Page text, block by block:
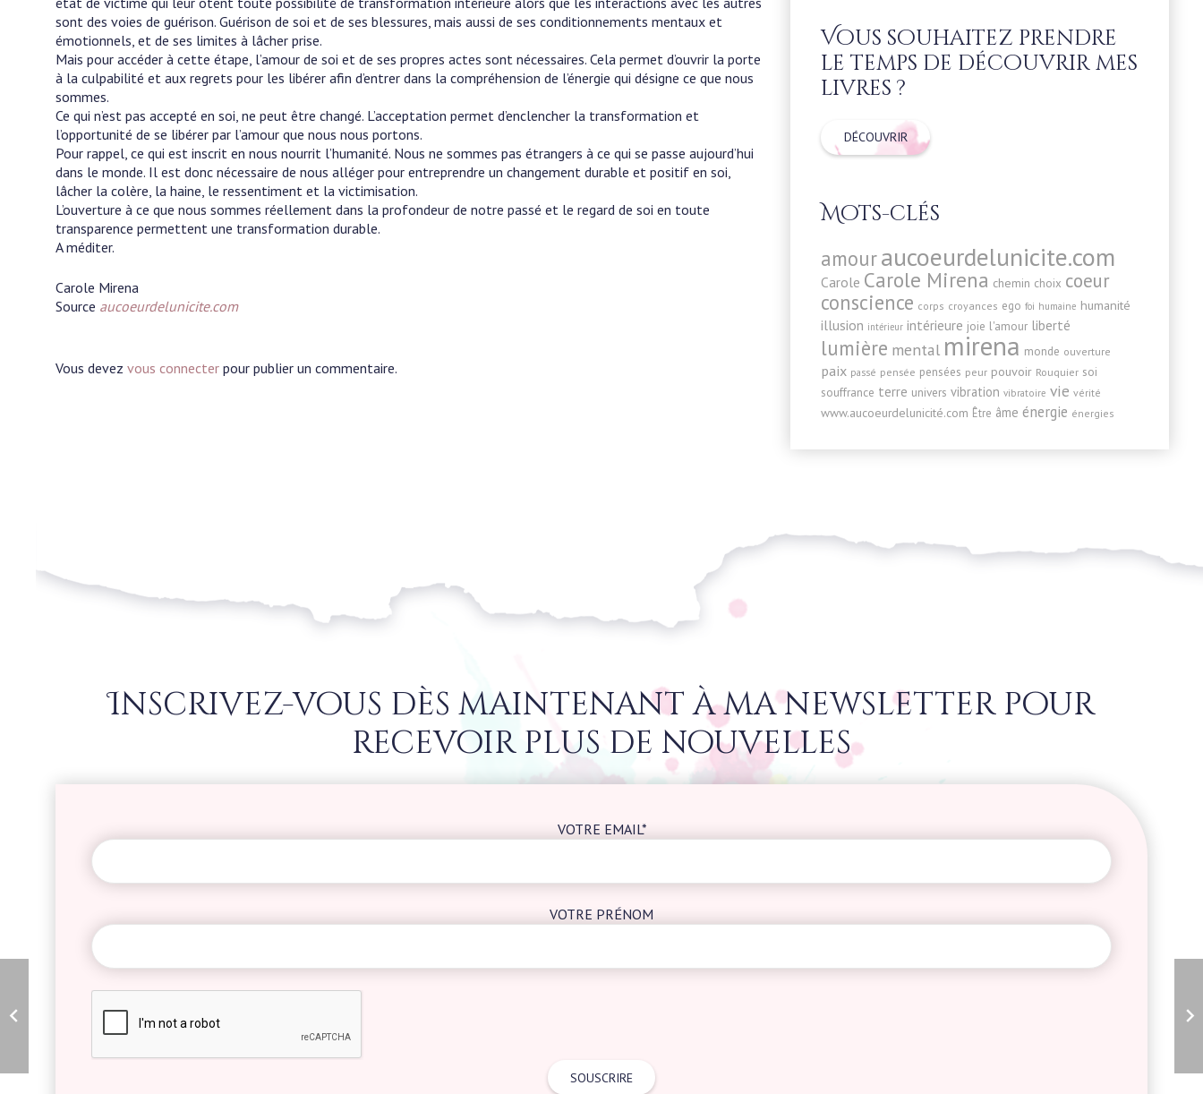
sont des voies de guérison. Guérison de soi et de ses blessures, mais aussi de ses conditionnements mentaux et
émotionnels, et de ses limites à lâcher prise.
Mais pour accéder à cette étape, l’amour de soi et de ses propres actes sont nécessaires. Cela permet d’ouvrir la porte
à la culpabilité et aux regrets pour les libérer afin d’entrer dans la compréhension de l’énergie qui désigne ce que nous
sommes.
Ce qui n’est pas accepté en soi, ne peut être changé. L’acceptation permet d’enclencher la transformation et
l’opportunité de se libérer par l’amour que nous nous portons.
Pour rappel, ce qui est inscrit en nous nourrit l’humanité. Nous ne sommes pas étrangers à ce qui se passe aujourd’hui
dans le monde. Il est donc nécessaire de nous alléger pour entreprendre un changement durable et positif en soi,
lâcher la colère, la haine, le ressentiment et la victimisation.
L’ouverture à ce que nous sommes réellement dans la profondeur de notre passé et le regard de soi en toute
transparence permettent une transformation durable.
A méditer.
Carole Mirena
Source aucoeurdelunicite.com
Vous devez vous connecter pour publier un commentaire.
Vous souhaitez prendre
le temps de découvrir mes
livres ?
DÉCOUVRIR
Mots-clés
amouraucoeurdelunicite.com
Carole Carole Mirena chemin choix coeur
conscience corps croyances ego foi humaine humanité
illusion intérieur intérieure joie l'amour liberté
lumière mental mirena monde ouverture
paix passé pensée pensées peur pouvoir Rouquier soi
souffrance terre univers vibration vibratoire vie vérité
www.aucoeurdelunicité.com Être âme énergie énergies
Inscrivez-vous dès maintenant à ma newsletter pour
recevoir plus de nouvelles
VOTRE EMAIL*
VOTRE PRÉNOM